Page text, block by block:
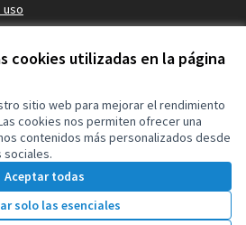
cookies utilizadas en la página
sitio web para mejorar el rendimiento
cookies nos permiten ofrecer una
contenidos más personalizados desde
sociales.
Aceptar todas
solo las esenciales
uso
(Enlace externo)
.